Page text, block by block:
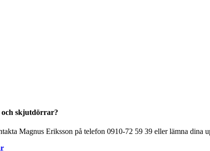
och skjutdörrar?
Magnus Eriksson på telefon 0910-72 59 39 eller lämna dina